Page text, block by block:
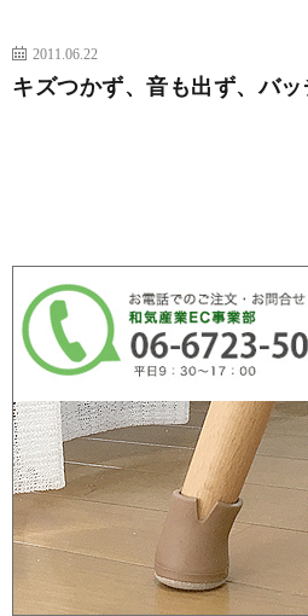
2011.06.22
キズつかず、音も出ず、バッ